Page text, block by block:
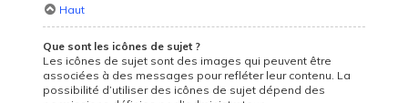
Haut
Que sont les icônes de sujet ?
Les icônes de sujet sont des images qui peuvent être
associées à des messages pour refléter leur contenu. La
possibilité d’utiliser des icônes de sujet dépend des